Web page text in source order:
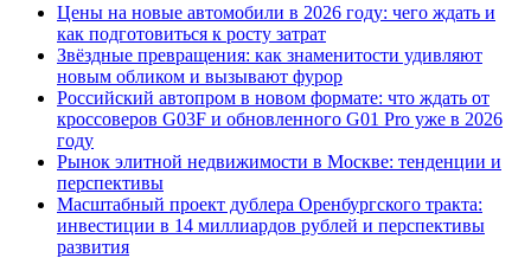
Цены на новые автомобили в 2026 году: чего ждать и
как подготовиться к росту затрат
Звёздные превращения: как знаменитости удивляют
новым обликом и вызывают фурор
Российский автопром в новом формате: что ждать от
кроссоверов G03F и обновленного G01 Pro уже в 2026
году
Рынок элитной недвижимости в Москве: тенденции и
перспективы
Масштабный проект дублера Оренбургского тракта:
инвестиции в 14 миллиардов рублей и перспективы
развития